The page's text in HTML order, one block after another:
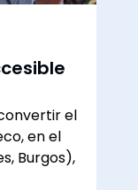
el
en el
Burgos),